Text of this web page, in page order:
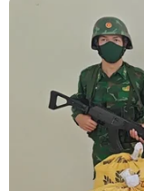
TIN CÙNG